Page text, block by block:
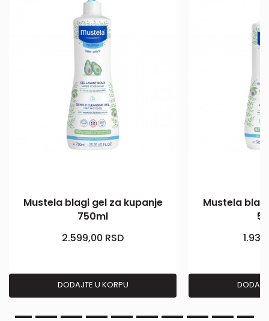
Mustela blagi gel za kupanje
750ml
2.599,00 RSD
DODAJTE U KORPU
Mustela